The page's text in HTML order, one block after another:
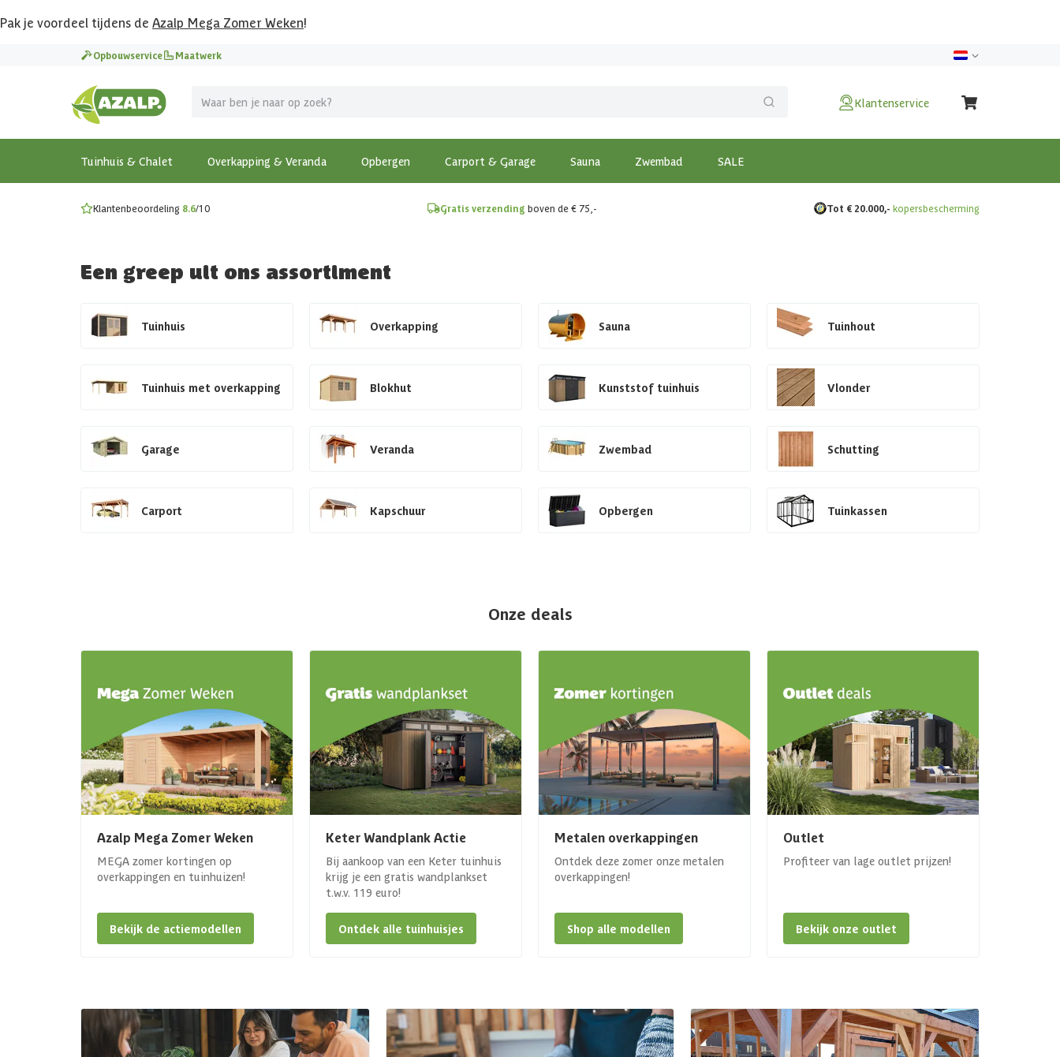
Pak je voordeel tijdens de Azalp Mega Zomer Weken!
Opbouwservice Maatwerk
Klantenservice
Tuinhuis & Chalet Overkapping & Veranda Opbergen Carport & Garage Sauna Zwembad SALE
Vier vakantie in je tuin
MEGA zomer kortingen op overkappingen en tuinhuizen!
Bekijk de actiemodellen
Gratis wandplankset
Ontdek onze metalen overkappingen
Klantenbeoordeling 8.6/10 Gratis verzending boven de € 75,- Tot € 20.000,- kopersbescherming
Een greep uit ons assortiment
Tuinhuis Overkapping Sauna Tuinhout
Tuinhuis met overkapping Blokhut Kunststof tuinhuis Vlonder
Garage Veranda Zwembad Schutting
Carport Kapschuur Opbergen Tuinkassen
Onze deals
Azalp Mega Zomer Weken
MEGA zomer kortingen op
overkappingen en tuinhuizen!
Bekijk de actiemodellen
Keter Wandplank Actie
Bij aankoop van een Keter tuinhuis
krijg je een gratis wandplankset
t.w.v. 119 euro!
Ontdek alle tuinhuisjes
Metalen overkappingen
Ontdek deze zomer onze metalen
overkappingen!
Shop alle modellen
Outlet
Profiteer van lage outlet prijzen!
Bekijk onze outlet